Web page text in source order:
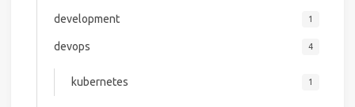
development 1
devops 4
kubernetes 1